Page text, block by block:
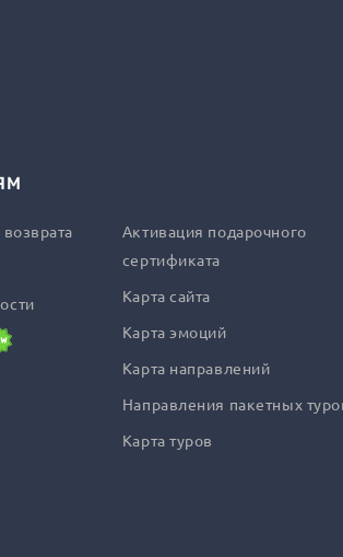
Активация подарочного
сертификата
Карта сайта
Карта эмоций
Карта направлений
Направления пакетных
Карта туров